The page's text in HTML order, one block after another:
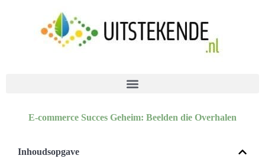
E-commerce Succes Geheim: Beelden die Overhalen
Inhoudsopgave